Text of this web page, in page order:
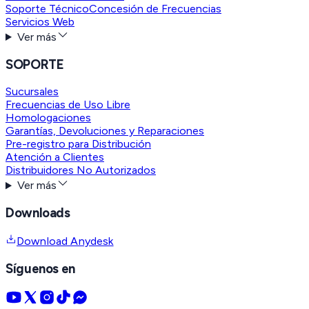
Soporte TécnicoConcesión de Frecuencias
Servicios Web
Ver más
SOPORTE
Sucursales
Frecuencias de Uso Libre
Homologaciones
Garantías, Devoluciones y Reparaciones
Pre-registro para Distribución
Atención a Clientes
Distribuidores No Autorizados
Ver más
Downloads
Download Anydesk
Síguenos en